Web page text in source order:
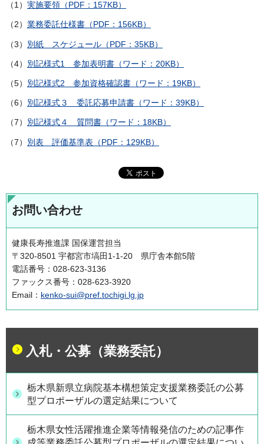
（1） 実施要領（PDF：157KB）
（2） 業務委託仕様書（PDF：156KB）
（3） 別紙 スケジュール（PDF：35KB）
（4） 別記様式1 参加表明書（ワード：20KB）
（5） 別記様式2 参加資格確認書（ワード：19KB）
（6） 別記様式３ 委託応募申請書（ワード：39KB）
（7） 別記様式４ 質問書（ワード：18KB）
（7） 別表 評価基準表（PDF：129KB）
お問い合わせ
健康長寿推進課 国保運営担当
〒320-8501 宇都宮市塙田1-1-20 県庁舎本館5階
電話番号：028-623-3136
ファックス番号：028-623-3920
Email： kenko-sui@pref.tochigi.lg.jp
入札・公募（業務委託）
栃木県新県立病院基本構想策定支援業務委託の公募
型プロポーザルの選定結果について
栃木県女性活躍推進企業等情報発信のための記事作